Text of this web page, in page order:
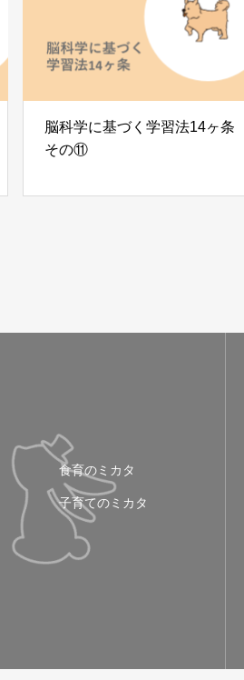
脳科学に基づく学習法14ヶ条
その⑪
食育のミカタ
子育てのミカタ